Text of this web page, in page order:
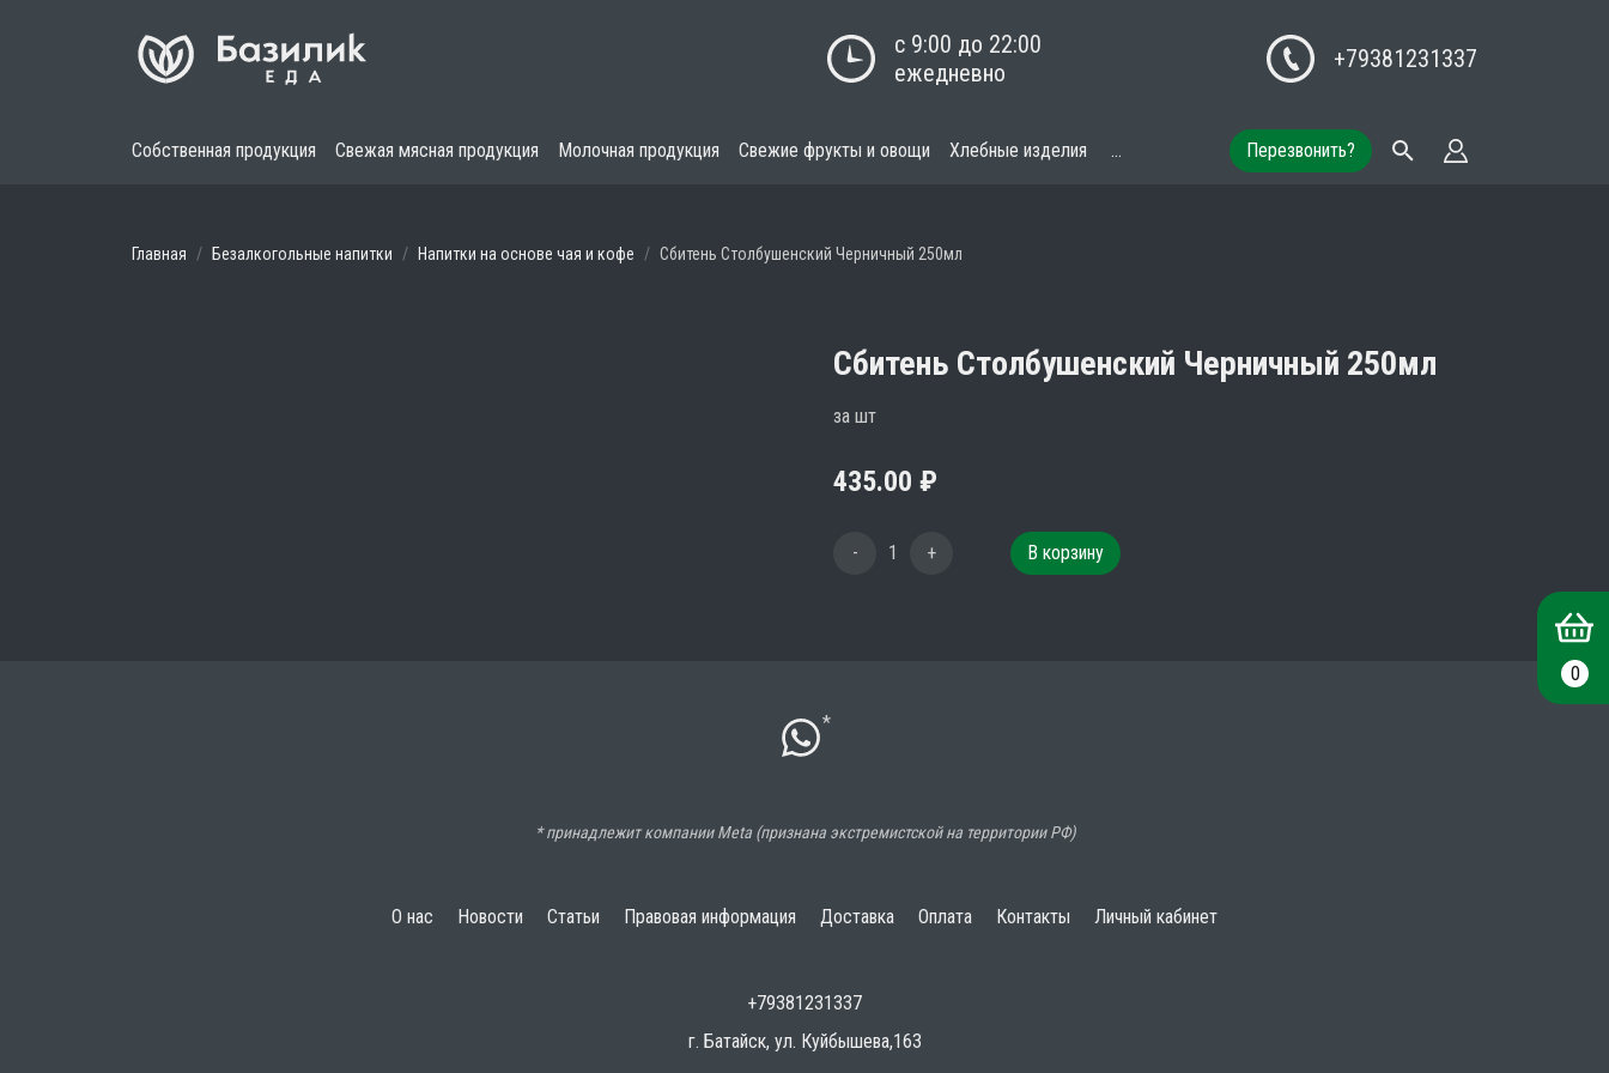
с 9:00 до 22:00
ежедневно
+79381231337
Собственная продукция Свежая мясная продукция Молочная продукция Свежие фрукты и овощи Хлебные изделия ... Перезвонить?
Главная Безалкогольные напитки Напитки на основе чая и кофе Сбитень Столбушенский Черничный 250мл
Сбитень Столбушенский Черничный 250мл
за шт
435.00 ₽
- 1 + В корзину
*
* принадлежит компании Meta (признана экстремистской на территории РФ)
О нас Новости Статьи Правовая информация Доставка Оплата Контакты Личный кабинет
+79381231337
г. Батайск, ул. Куйбышева,163
0